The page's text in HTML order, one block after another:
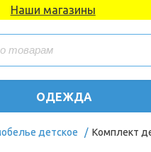
Наши магазины
ОДЕЖДА
детское / Комплект